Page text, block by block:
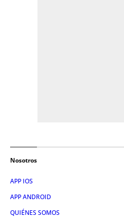
Nosotros
APP IOS
APP ANDROID
QUIÉNES SOMOS